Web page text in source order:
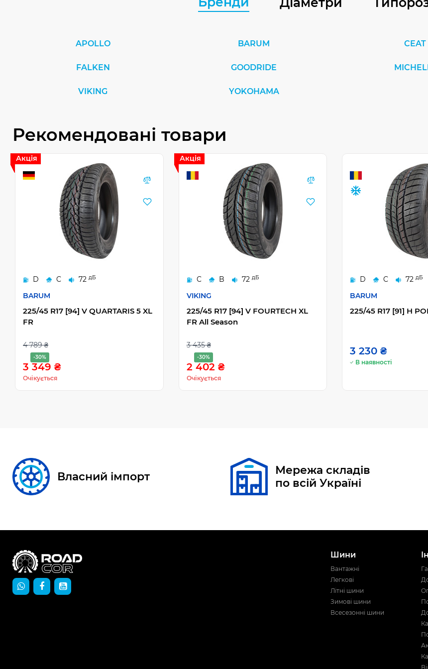
APOLLO BARUM CEAT
FALKEN GOODRIDE
VIKING YOKOHAMA
Рекомендовані товари
Акція
D C 72 дБ
BARUM
225/45 R17 [94] V QUARTARIS 5 XL
FR
4 789 ₴
-30%
3 349 ₴
Очікується
Акція
C B 72 дБ
VIKING
225/45 R17 [94] V FOURTECH XL
FR All Season
3 435 ₴
-30%
2 402 ₴
Очікується
D C 72 дБ
BARUM
225/45 R17 [91] H
3 230 ₴
В наявності
Власний імпорт
Мережа складів
по всій Україні
Шини
Вантажні
Легкові
Літні шини
Зимові шини
Всесезонні шини